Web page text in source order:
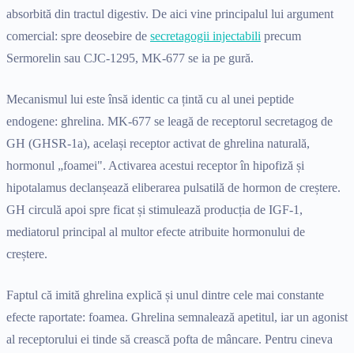
absorbită din tractul digestiv. De aici vine principalul lui argument
comercial: spre deosebire de secretagogii injectabili precum
Sermorelin sau CJC-1295, MK-677 se ia pe gură.
Mecanismul lui este însă identic ca țintă cu al unei peptide
endogene: ghrelina. MK-677 se leagă de receptorul secretagog de
GH (GHSR-1a), același receptor activat de ghrelina naturală,
hormonul „foamei". Activarea acestui receptor în hipofiză și
hipotalamus declanșează eliberarea pulsatilă de hormon de creștere.
GH circulă apoi spre ficat și stimulează producția de IGF-1,
mediatorul principal al multor efecte atribuite hormonului de
creștere.
Faptul că imită ghrelina explică și unul dintre cele mai constante
efecte raportate: foamea. Ghrelina semnalează apetitul, iar un agonist
al receptorului ei tinde să crească pofta de mâncare. Pentru cineva